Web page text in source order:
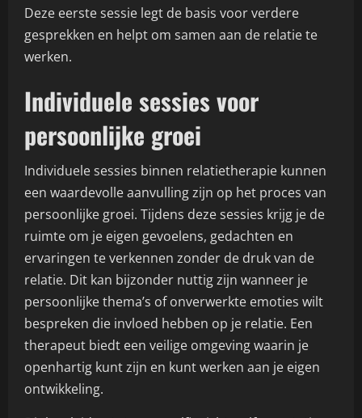
Deze eerste sessie legt de basis voor verdere
gesprekken en helpt om samen aan de relatie te
werken.
Individuele sessies voor
persoonlijke groei
Individuele sessies binnen relatietherapie kunnen
een waardevolle aanvulling zijn op het proces van
persoonlijke groei. Tijdens deze sessies krijg je de
ruimte om je eigen gevoelens, gedachten en
ervaringen te verkennen zonder de druk van de
relatie. Dit kan bijzonder nuttig zijn wanneer je
persoonlijke thema’s of onverwerkte emoties wilt
bespreken die invloed hebben op je relatie. Een
therapeut biedt een veilige omgeving waarin je
openhartig kunt zijn en kunt werken aan je eigen
ontwikkeling.